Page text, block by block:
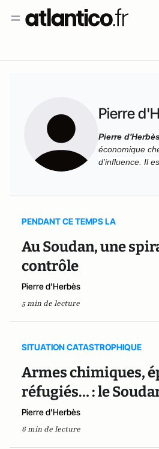
Pierre
Pierre
économique
d'influence. Il
PENDANT CE TEMPS LA
Au Soudan, une
contrôle
Pierre d'Herbès
5 min de lecture
SITUATION CATASTROPHIQUE
Armes chimiques,
réfugiés… : le
Pierre d'Herbès
6 min de lecture